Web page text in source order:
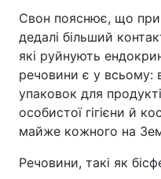
Свон пояснює, що
дедалі більший
які руйнують
речовини є у всьому:
упаковок для
особистої гігієни й
майже кожного на
Речовини, такі як